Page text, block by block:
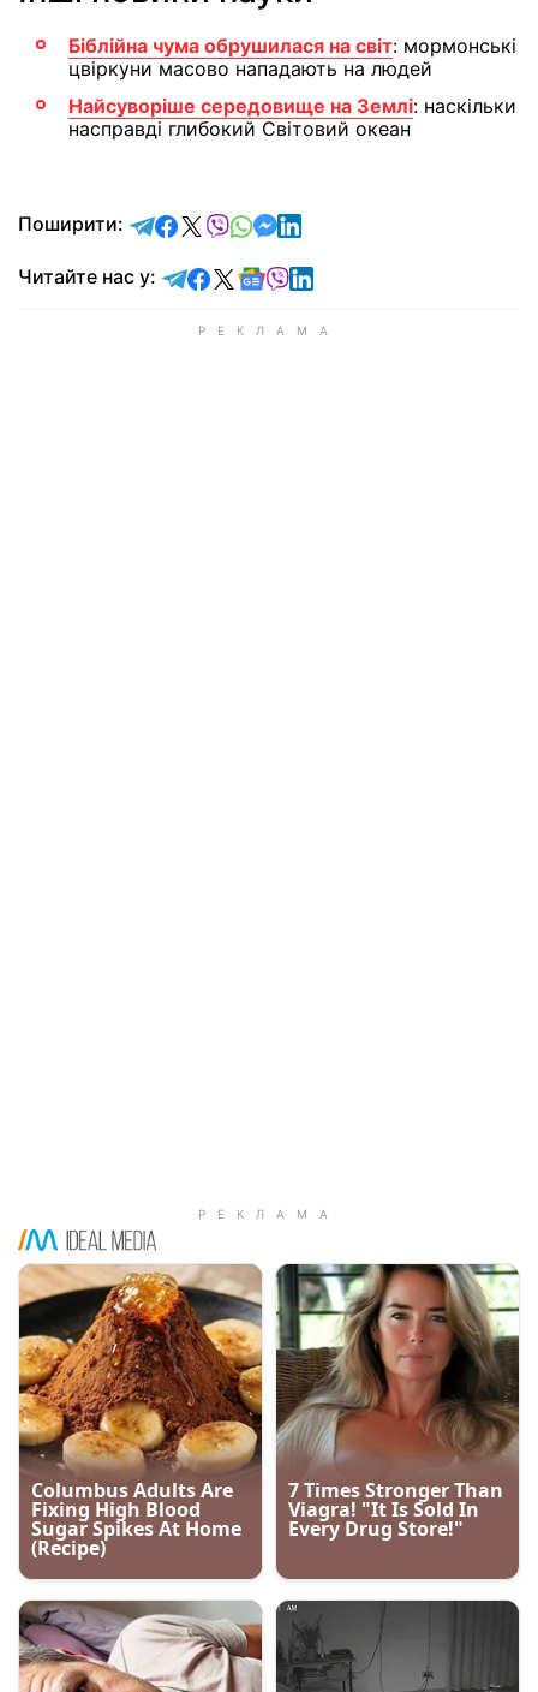
Біблійна чума обрушилася на світ: мормонські
цвіркуни масово нападають на людей
Найсуворіше середовище на Землі: наскільки
насправді глибокий Світовий океан
Поширити: відправити у Telegram
поділитись у Facebook
поділитись у X
відправити у Viber
відправити у Whatsapp
відправити у Messenger
відправити у LinkedIn
Читайте нас у: Читайте у Telegram
Читайте у Facebook
Читайте у X
Читайте у Google news
Читайте у Viber
Читайте у LinkedIn